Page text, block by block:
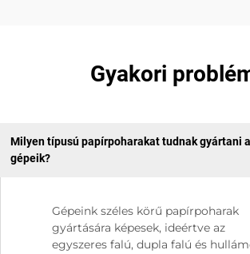
Gyakori
Milyen típusú papírpoharakat tudnak gyártani a
gépeik?
Gépeink széles körű papírpoharak
gyártására képesek, ideértve az
egyszeres falú, dupla falú és